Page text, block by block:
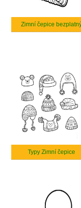
Zimní čepice
Typy Zimní čepice